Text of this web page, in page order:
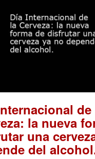
de
la nueva
una
del